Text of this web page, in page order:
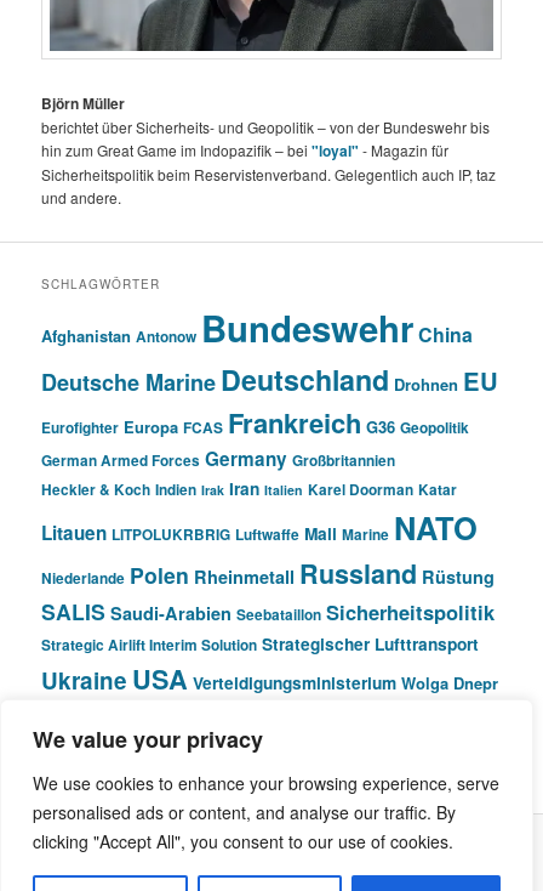
We value your privacy
We use cookies to enhance your browsing experience, serve
personalised ads or content, and analyse our traffic. By
clicking "Accept All", you consent to our use of cookies.
Björn Müller
berichtet über Sicherheits- und Geopolitik – von der Bundeswehr bis
hin zum Great Game im Indopazifik – bei"loyal" - Magazin für
Sicherheitspolitik beim Reservistenverband. Gelegentlich auch IP, taz
und andere.
SCHLAGWÖRTER
Afghanistan Antonow BundeswehrChina
Deutsche MarineDeutschland Drohnen EU
Eurofighter Europa FCAS Frankreich G36 Geopolitik
German Armed Forces Germany Großbritannien
Heckler & Koch Indien Irak Iran Italien Karel Doorman Katar
Litauen LITPOLUKRBRIG Luftwaffe Mali Marine NATO
Niederlande Polen Rheinmetall Russland Rüstung
SALIS Saudi-Arabien Seebataillon Sicherheitspolitik
Strategic Airlift Interim Solution Strategischer Lufttransport
Ukraine USA Verteidigungsministerium Wolga Dnepr
© Pivot Area